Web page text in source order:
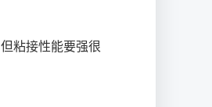
粘接性能要强很